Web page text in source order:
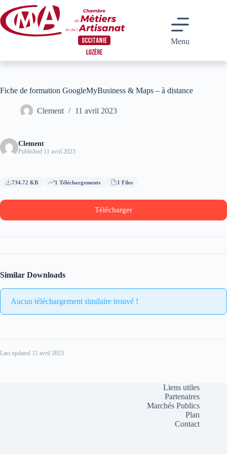
au
contenu
Menu
Fiche de formation GoogleMyBusiness & Maps – à distance
Clement 11 avril 2023
Clement
Published 11 avril 2023
734.72 KB 1 Téléchargements 1 Files
Télécharger
Similar Downloads
Aucun téléchargement similaire trouvé !
Last updated 11 avril 2023
Liens utiles
Partenaires
Marchés Publics
Plan
Contact